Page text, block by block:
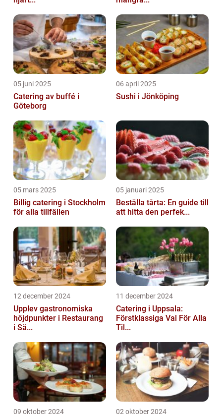
05 juni 2025
Catering av buffé i
Göteborg
06 april 2025
Sushi i Jönköping
05 mars 2025
Billig catering i Stockholm
för alla tillfällen
05 januari 2025
Beställa tårta: En guide till
att hitta den perfek...
12 december 2024
Upplev gastronomiska
höjdpunkter i Restaurang
i Sä...
11 december 2024
Catering i Uppsala:
Förstklassiga Val För Alla
Til...
09 oktober 2024 02 oktober 2024